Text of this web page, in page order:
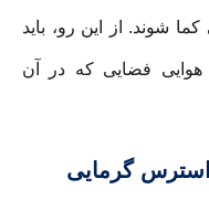
شوند. از این رو، باید
فضایی که در آن
گرمایی